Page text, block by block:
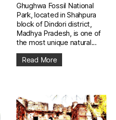
Ghughwa Fossil National
Park, located in Shahpura
block of Dindori district,
Madhya Pradesh, is one of
the most unique natural...
Read More